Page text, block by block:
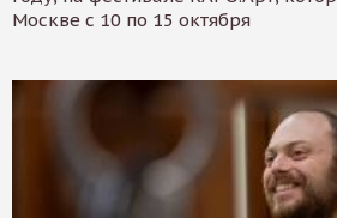
Москве с 10 по 15 октября